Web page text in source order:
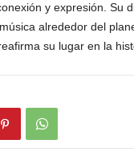
y expresión. Su
alrededor del
su lugar en la